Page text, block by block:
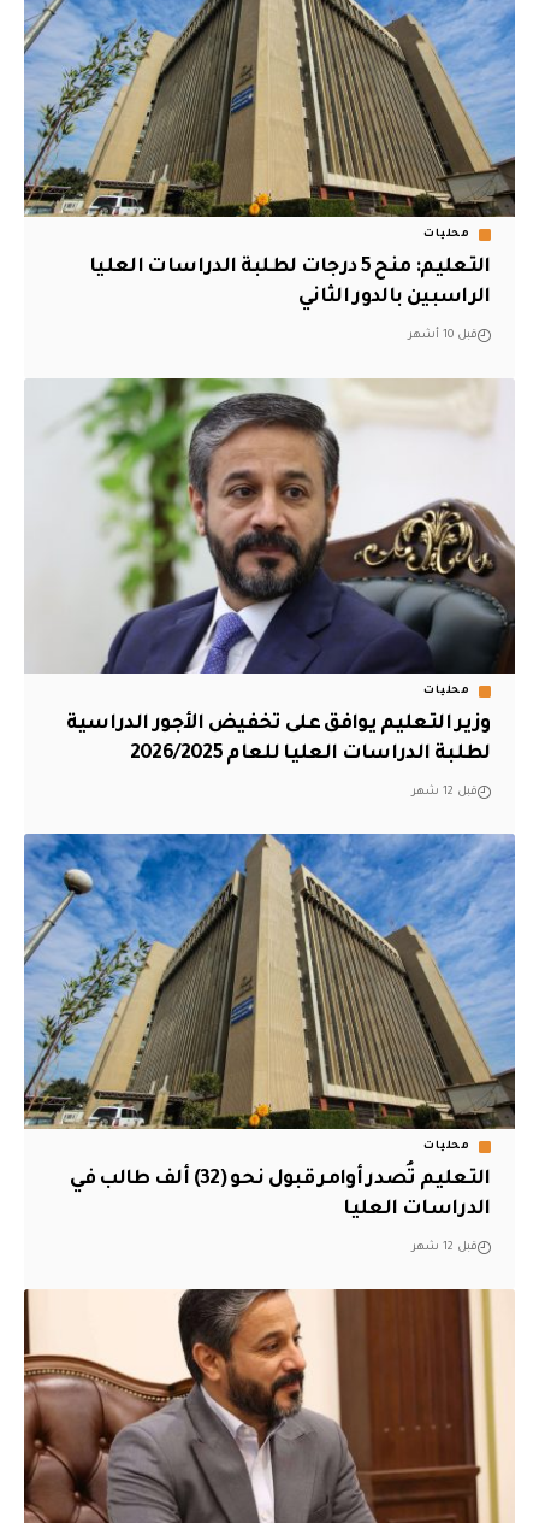
محليات
التعليم: منح 5 درجات لطلبة الدراسات العليا
الراسبين بالدور الثاني
قبل 10 أشهر
محليات
وزير التعليم يوافق على تخفيض الأجور الدراسية
لطلبة الدراسات العليا للعام 2026/2025
قبل 12 شهر
محليات
التعليم تُصدر أوامر قبول نحو (32) ألف طالب في
الدراسات العليا
قبل 12 شهر